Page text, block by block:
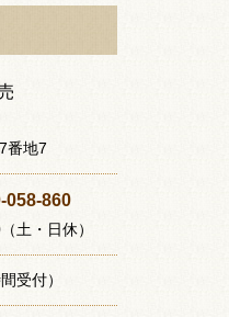
番地7
058-860
土・日休）
受付）